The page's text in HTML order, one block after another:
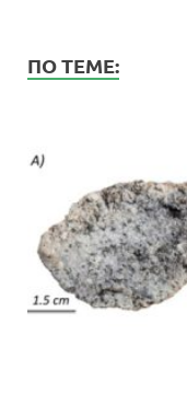
ПО ТЕМЕ: